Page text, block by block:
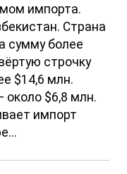
импорта.
Страна
сумму более
строчку
$14,6 млн.
около $6,8 млн.
импорт